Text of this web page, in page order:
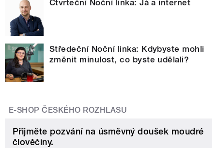
Čtvrteční Noční linka: Já a internet
Středeční Noční linka: Kdybyste mohli
změnit minulost, co byste udělali?
E-SHOP ČESKÉHO ROZHLASU
Přijměte pozvání na úsměvný doušek moudré
člověčiny.